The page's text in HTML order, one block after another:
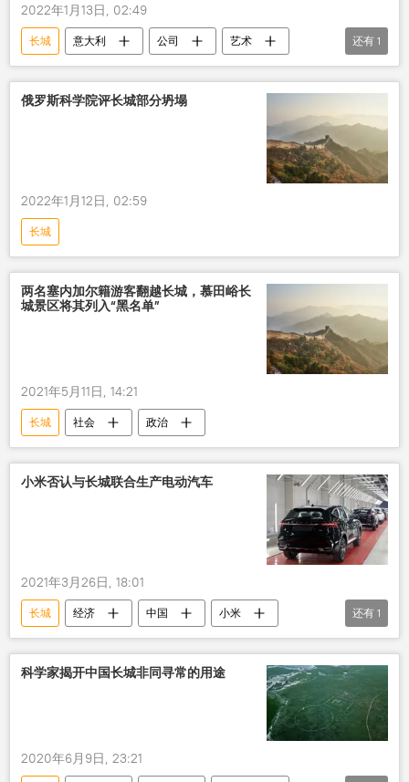
2022年1月13日, 02:49
长城 意大利 公司
艺术
中国
还有 1
俄罗斯科学院评长城部分坍塌
2022年1月12日, 02:59
长城
两名塞内加尔籍游客翻越长城，慕田峪长
城景区将其列入“黑名单”
2021年5月11日, 14:21
长城 社会 政治
小米否认与长城联合生产电动汽车
2021年3月26日, 18:01
长城 经济 中国
小米
电动汽车
还有 1
科学家揭开中国长城非同寻常的用途
2020年6月9日, 23:21